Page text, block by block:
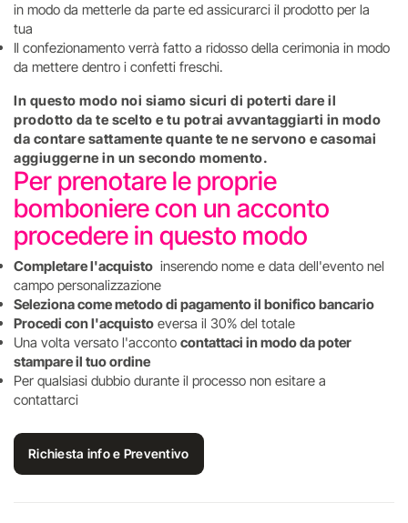
in modo da metterle da parte ed assicurarci il prodotto per la
tua
Il confezionamento verrà fatto a ridosso della cerimonia in modo
da mettere dentro i confetti freschi.
In questo modo noi siamo sicuri di poterti dare il
prodotto da te scelto e tu potrai avvantaggiarti in modo
da contare sattamente quante te ne servono e casomai
aggiuggerne in un secondo momento.
Per prenotare le proprie
bomboniere con un acconto
procedere in questo modo
Completare l'acquisto inserendo nome e data dell'evento nel
campo personalizzazione
Seleziona come metodo di pagamento il bonifico bancario
Procedi con l'acquisto eversa il 30% del totale
Una volta versato l'acconto contattaci in modo da poter
stampare il tuo ordine
Per qualsiasi dubbio durante il processo non esitare a
contattarci
Richiesta info e Preventivo